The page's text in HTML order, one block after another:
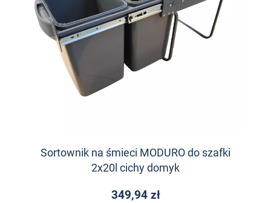
Sortownik na śmieci MODURO do szafki
2x20l cichy domyk
349,94 zł